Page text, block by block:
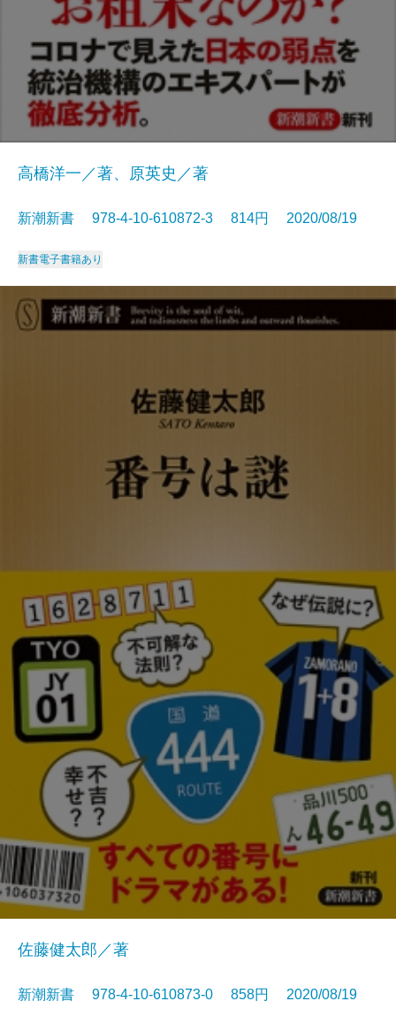
高橋洋一／著、原英史／著
新潮新書 978-4-10-610872-3 814円 2020/08/19
新書電子書籍あり
佐藤健太郎／著
新潮新書 978-4-10-610873-0 858円 2020/08/19